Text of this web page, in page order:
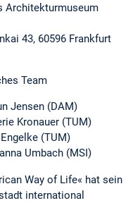
Architekturmuseum
43, 60596 Frankfurt
Team
Jensen (DAM)
Kronauer (TUM)
(TUM)
Umbach (MSI)
Way of Life« hat sein
international